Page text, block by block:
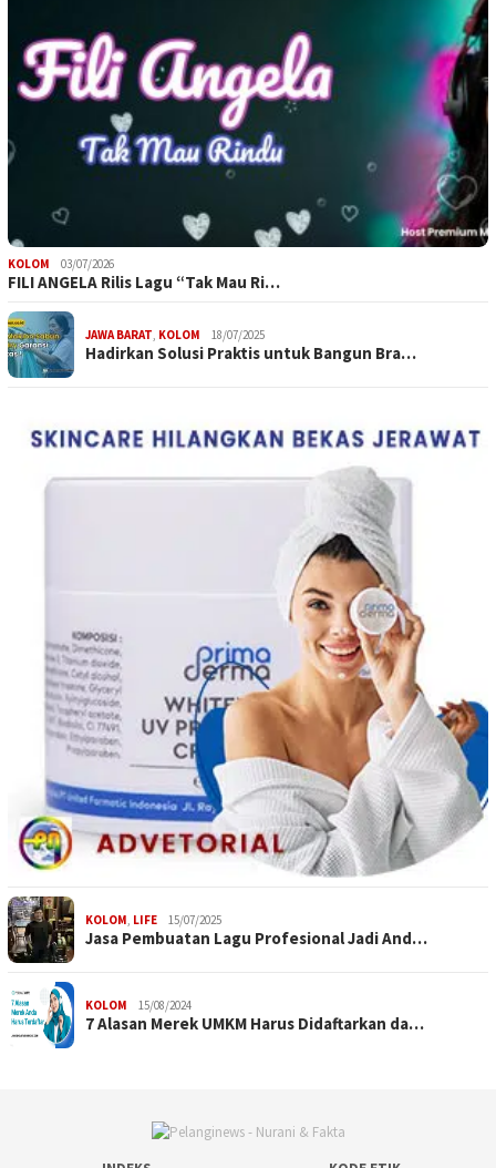
KOLOM 03/07/2026
FILI ANGELA Rilis Lagu “Tak Mau Ri…
JAWA BARAT, KOLOM 18/07/2025
Hadirkan Solusi Praktis untuk Bangun Bra…
KOLOM, LIFE 15/07/2025
Jasa Pembuatan Lagu Profesional Jadi And…
KOLOM 15/08/2024
7 Alasan Merek UMKM Harus Didaftarkan da…